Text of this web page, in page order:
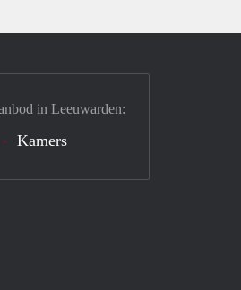
in Leeuwarden:
Kamers